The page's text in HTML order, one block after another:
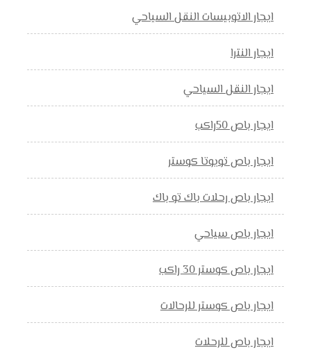
ايجار الاتوبيسات النقل السياحي
ايجار النترا
ايجار النقل السياحي
ايجار باص 50راكب
ايجار باص تويوتا كوستر
ايجار باص رحلات باك تو باك
ايجار باص سياحي
ايجار باص كوستر 30 راكب
ايجار باص كوستر للرحالات
ايجار باص للرحلات